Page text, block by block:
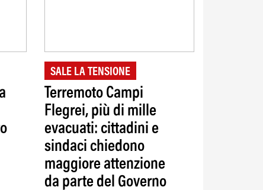
SALE LA TENSIONE
Terremoto Campi
Flegrei, più di mille
evacuati: cittadini e
sindaci chiedono
maggiore attenzione
da parte del Governo